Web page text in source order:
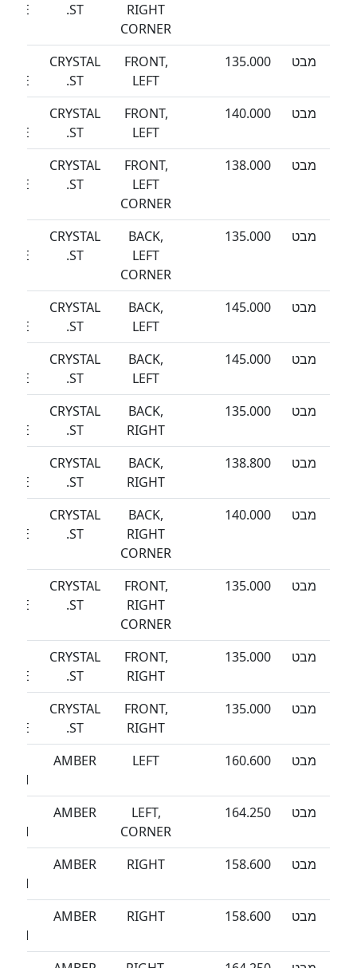
RIGHT
CORNER
ST.
מבט 135.000
FRONT,
LEFT
CRYSTAL
ST.
מבט
140.000
FRONT,
LEFT
CRYSTAL
ST.
מבט
138.000
FRONT,
LEFT
CORNER
CRYSTAL
ST.
מבט 135.000
BACK,
LEFT
CORNER
CRYSTAL
ST.
מבט 145.000
BACK,
LEFT
CRYSTAL
ST.
מבט
145.000
BACK,
LEFT
CRYSTAL
ST.
מבט
135.000
BACK,
RIGHT
CRYSTAL
ST.
מבט
138.800
BACK,
RIGHT
CRYSTAL
ST.
מבט
140.000
BACK,
RIGHT
CORNER
CRYSTAL
ST.
מבט 135.000
FRONT,
RIGHT
CORNER
CRYSTAL
ST.
מבט 135.000
FRONT,
RIGHT
CRYSTAL
ST.
מבט
135.000
FRONT,
RIGHT
CRYSTAL
ST.
מבט
160.600
LEFT
AMBER
מבט
164.250
LEFT,
CORNER
AMBER
מבט
158.600
RIGHT
AMBER
מבט
158.600
RIGHT
AMBER